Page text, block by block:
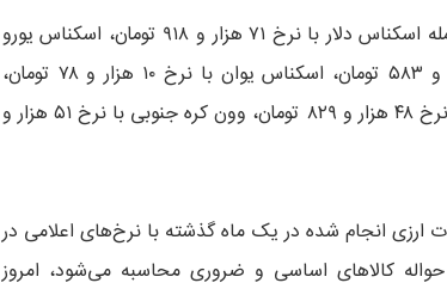
امروز همچنین، بازار ارز تجاری در بخش اسکناس، شاهد معامله اسکناس دلار با نرخ ۷۱ هزار و ۹۱۸ تومان، اسکناس یورو
با نرخ ۸۴ هزار و ۱۴۷ تومان، اسکناس درهم با نرخ ۱۹ هزار و ۵۸۳ تومان، اسکناس یوان با نرخ ۱۰ هزار و ۷۸ تومان،
اسکناس روبل با نرخ ۸۹۲ تومان، هر ۱۰۰ واحد اسکناس ین با نرخ ۴۸ هزار و ۸۲۹ تومان، وون کره جنوبی با نرخ ۵۱ هزار و
ارزی انجام‌ شده در یک ماه گذشته با نرخ‌های اعلامی در
حواله کالاهای اساسی و ضروری محاسبه می‌شود، امروز